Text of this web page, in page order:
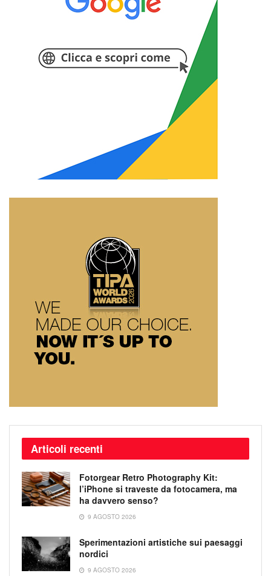
Articoli recenti
Fotorgear Retro Photography Kit:
l’iPhone si traveste da fotocamera, ma
ha davvero senso?
9 AGOSTO 2026
Sperimentazioni artistiche sui paesaggi
nordici
9 AGOSTO 2026